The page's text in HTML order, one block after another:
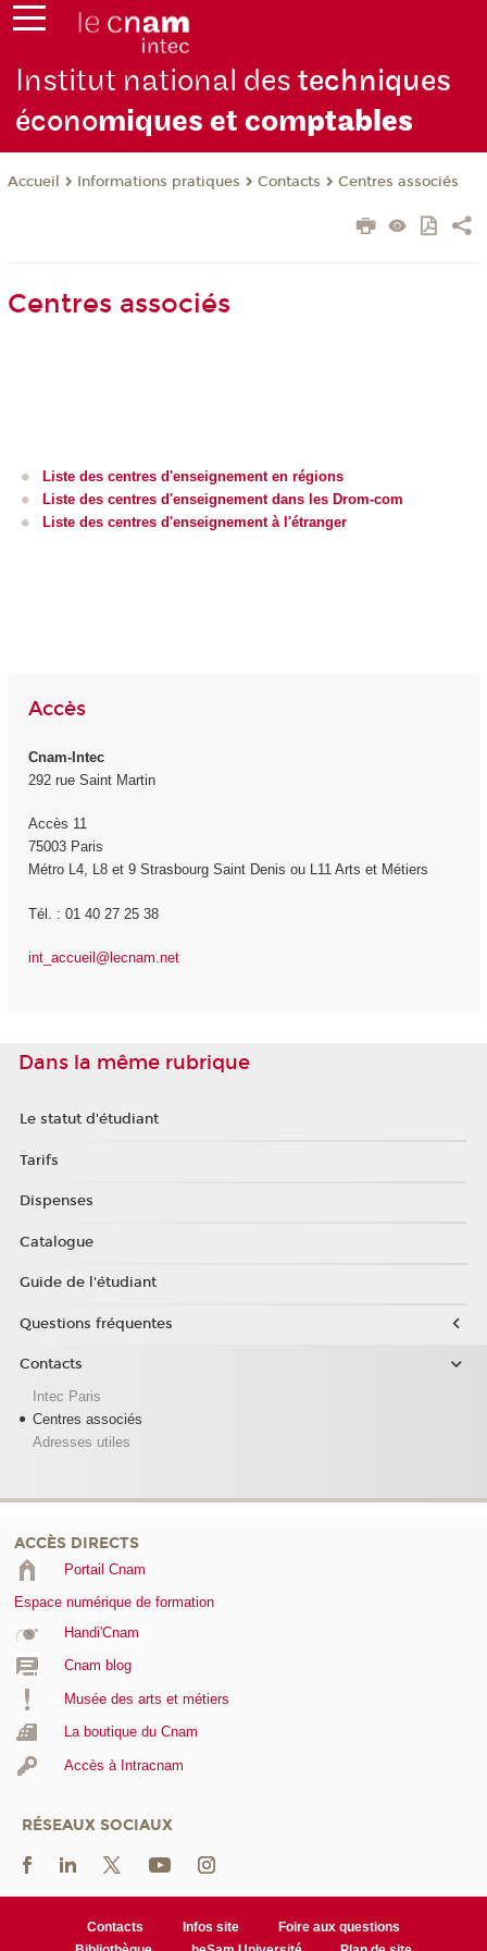
Institut national destechniques
économiques et comptables
Accueil Informations pratiques Contacts Centres associés
Centres associés
Liste des centres d'enseignement en régions
Liste des centres d'enseignement dans les Drom-com
Liste des centres d'enseignement à l'étranger
Accès
Cnam-Intec
292 rue Saint Martin
Accès 11
75003 Paris
Métro L4, L8 et 9 Strasbourg Saint Denis ou L11 Arts et Métiers
Tél. : 01 40 27 25 38
int_accueil@lecnam.net
Dans la même rubrique
Le statut d'étudiant
Tarifs
Dispenses
Catalogue
Guide de l'étudiant
Questions fréquentes
Contacts
Intec Paris
Centres associés
Adresses utiles
ACCÈS DIRECTS
Portail Cnam
Espace numérique de formation
Handi'Cnam
Cnam blog
Musée des arts et métiers
La boutique du Cnam
Accès à Intracnam
RÉSEAUX SOCIAUX
Contacts Infos site
Foire aux questions